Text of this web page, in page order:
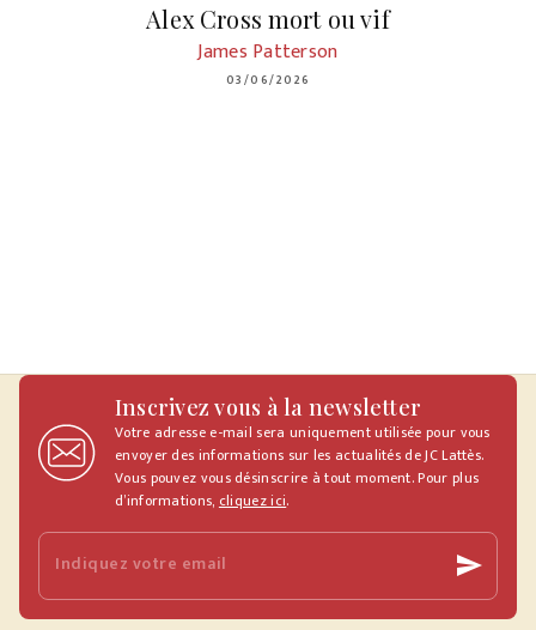
Alex Cross mort ou vif
James Patterson
03/06/2026
Inscrivez vous à la newsletter
Votre adresse e-mail sera uniquement utilisée pour vous
envoyer des informations sur les actualités de JC Lattès.
Vous pouvez vous désinscrire à tout moment. Pour plus
d’informations, cliquez ici.
Indiquez votre email send